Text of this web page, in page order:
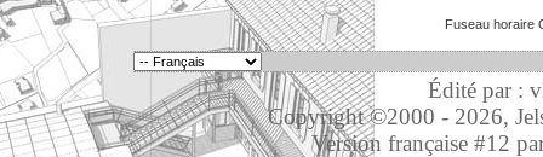
Fuseau horaire
Édité par :
Copyright ©2000 - 2026,
Version française #12